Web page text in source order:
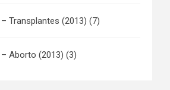
– Transplantes (2013) (7)
– Aborto (2013) (3)